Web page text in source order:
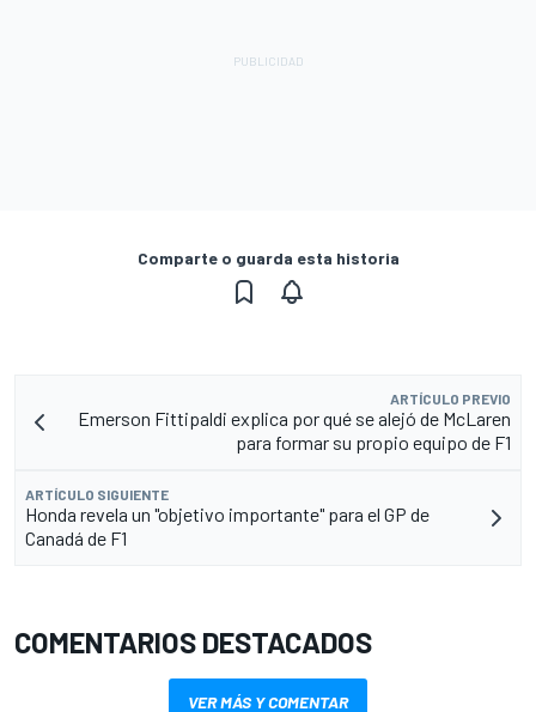
Comparte o guarda esta historia
ARTÍCULO PREVIO
Emerson Fittipaldi explica por qué se alejó de McLaren
para formar su propio equipo de F1
ARTÍCULO SIGUIENTE
Honda revela un "objetivo importante" para el GP de
Canadá de F1
COMENTARIOS DESTACADOS
VER MÁS Y COMENTAR